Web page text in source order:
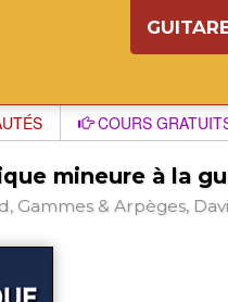
COURS
mineure à la
Gammes & Arpèges,